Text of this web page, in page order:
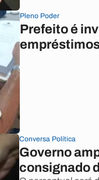
Pleno Poder
Prefeito é
Conversa Política
Governo
consignado